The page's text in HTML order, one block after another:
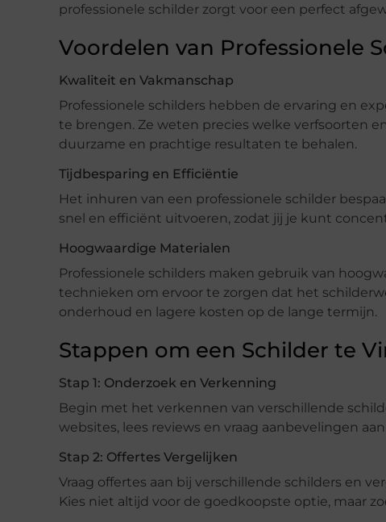
professionele schilder zorgt voor een perfect
Voordelen van Professionele
Kwaliteit en Vakmanschap
Professionele schilders hebben de ervaring en
te brengen. Ze weten precies welke verfsoorten
duurzame en prachtige resultaten te behalen.
Tijdbesparing en Efficiëntie
Het inhuren van een professionele schilder
snel en efficiënt uitvoeren, zodat jij je kunt
Hoogwaardige Materialen
Professionele schilders maken gebruik van
technieken om ervoor te zorgen dat het
onderhoud en lagere kosten op de lange termijn.
Stappen om een Schilder te
Stap 1: Onderzoek en Verkenning
Begin met het verkennen van verschillende
websites, lees reviews en vraag aanbevelingen
Stap 2: Offertes Vergelijken
Vraag offertes aan bij verschillende schilders en
Kies niet altijd voor de goedkoopste optie, maar